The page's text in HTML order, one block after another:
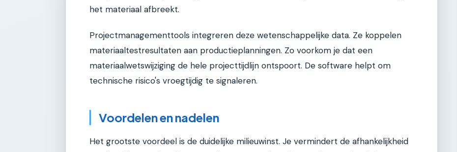
het materiaal afbreekt.
Projectmanagementtools integreren deze wetenschappelijke data. Ze koppelen
materiaaltestresultaten aan productieplanningen. Zo voorkom je dat een
materiaalwetswijziging de hele projecttijdlijn ontspoort. De software helpt om
technische risico's vroegtijdig te signaleren.
Voordelen en nadelen
Het grootste voordeel is de duidelijke milieuwinst. Je vermindert de afhankelijkheid